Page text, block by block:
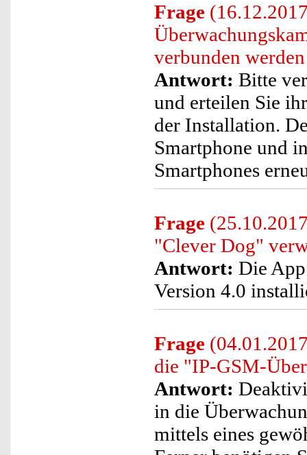
Frage
verbunden
Antwort: Bitte
und erteilen Sie
der Installation.
Smartphone und
Smartphones
Frage
"Clever Dog"
Antwort: Die
Version 4.0
Frage
die "IP-GSM-
Antwort:
in die
mittels eines